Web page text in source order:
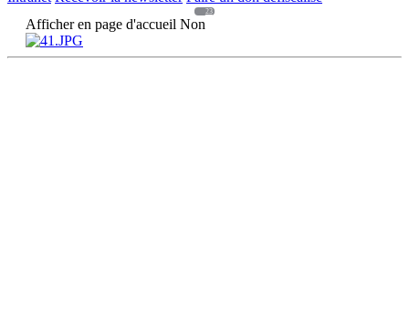
23
Afficher en page d'accueil Non